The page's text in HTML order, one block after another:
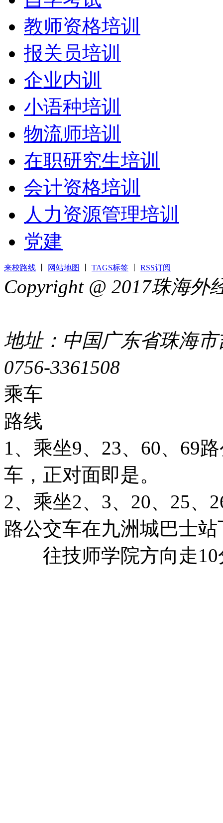
教师资格培训
报关员培训
企业内训
小语种培训
物流师培训
在职研究生培训
会计资格培训
人力资源管理培训
党建
来校路线 网站地图 TAGS标签 RSS订阅
Copyright @ 2017珠海
地址：中国广东省珠海
0756-3361508
乘车
路线
1、乘坐9、23、60、69
车，正对面即是。
2、乘坐2、3、20、25、
路公交车在九洲城巴士站
往技师学院方向走10